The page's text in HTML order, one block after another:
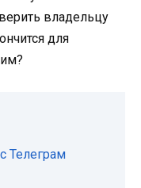
владельцу
для
Телеграм